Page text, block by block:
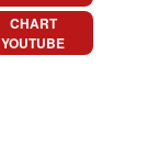
CHART
YOUTUBE